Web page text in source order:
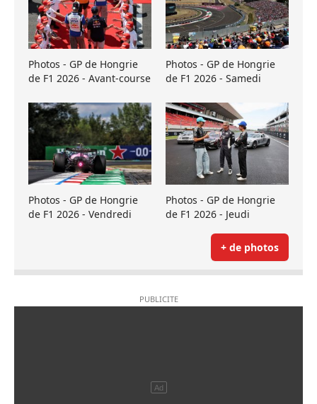
Photos - GP de Hongrie
de F1 2026 - Avant-course
Photos - GP de Hongrie
de F1 2026 - Samedi
Photos - GP de Hongrie
de F1 2026 - Vendredi
Photos - GP de Hongrie
de F1 2026 - Jeudi
+ de photos